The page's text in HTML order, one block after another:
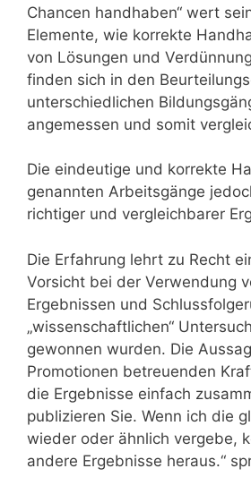
Chancen handhaben“ wert
Elemente, wie korrekte
von Lösungen und
finden sich in den
unterschiedlichen
angemessen und somit
Die eindeutige und korrekte
genannten Arbeitsgänge
richtiger und vergleichbarer
Die Erfahrung lehrt zu Recht
Vorsicht bei der Verwendung
Ergebnissen und
„wissenschaftlichen“
gewonnen wurden. Die
Promotionen betreuenden
die Ergebnisse einfach
publizieren Sie. Wenn ich die
wieder oder ähnlich vergebe,
andere Ergebnisse heraus.“